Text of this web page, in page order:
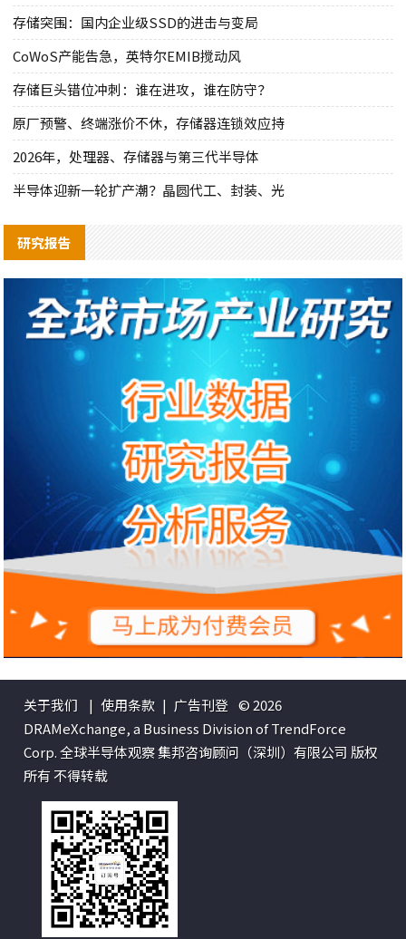
存储突围：国内企业级SSD的进击与变局
CoWoS产能告急，英特尔EMIB搅动风
存储巨头错位冲刺：谁在进攻，谁在防守？
原厂预警、终端涨价不休，存储器连锁效应持
2026年，处理器、存储器与第三代半导体
半导体迎新一轮扩产潮？晶圆代工、封装、光
研究报告
关于我们 | 使用条款 | 广告刊登 © 2026
DRAMeXchange, a Business Division of TrendForce
Corp. 全球半导体观察 集邦咨询顾问（深圳）有限公司 版权
所有 不得转载